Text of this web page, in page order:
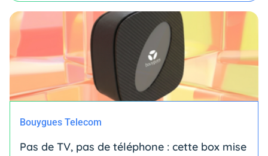
Bouygues Telecom
Pas de TV, pas de téléphone : cette box mise